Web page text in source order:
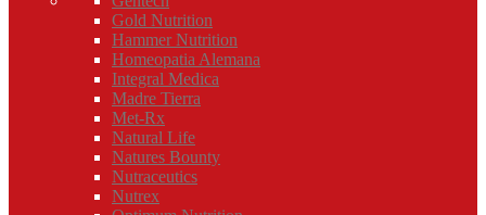
Gold Nutrition
Hammer Nutrition
Homeopatia Alemana
Integral Medica
Madre Tierra
Met-Rx
Natural Life
Natures Bounty
Nutraceutics
Nutrex